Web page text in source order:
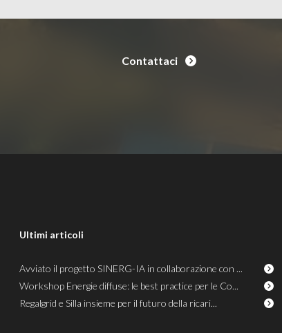
Contattaci
Ultimi articoli
Avviato il progetto SINERG-IA in collaborazione con ...
Workshop Energie diffuse: le best practice per le Co...
Regalgrid e Silla insieme per il futuro della ricari...